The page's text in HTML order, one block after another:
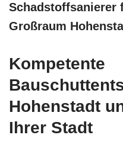
Schadstoffsanierer
Großraum
Kompetente
Hohenstadt
Ihrer Stadt